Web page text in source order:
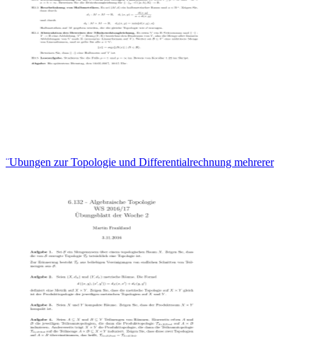
¨Ubungen zur Topologie und Differentialrechnung mehrerer